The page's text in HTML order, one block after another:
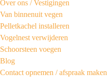
Over ons /Vestigingen
Van binnenuit vegen
Pelletkachel installeren
Vogelnest verwijderen
Schoorsteen voegen
Blog
Contact opnemen / afspraak maken